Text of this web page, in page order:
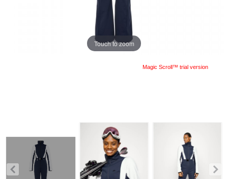
Touch to zoom
Magic Scroll™ trial version